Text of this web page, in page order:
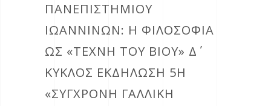
ΠΑΝΕΠΙΣΤΗΜΙΟΥ
ΙΩΑΝΝΙΝΩΝ: Η ΦΙΛΟΣΟΦΙΑ
ΩΣ «ΤΕΧΝΗ ΤΟΥ ΒΙΟΥ» Δ΄
ΚΥΚΛΟΣ ΕΚΔΗΛΩΣΗ 5Η
«ΣΥΓΧΡΟΝΗ ΓΑΛΛΙΚΗ